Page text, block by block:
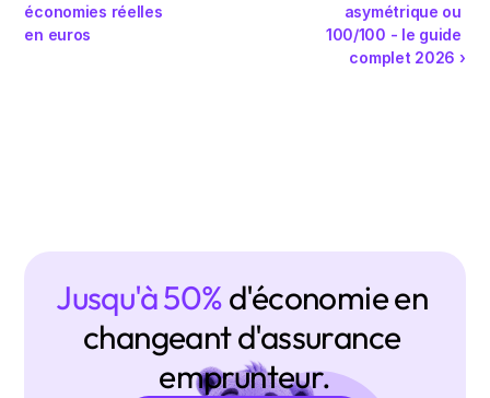
économies réelles
en euros
asymétrique ou
100/100 - le guide
complet 2026 ›
Jusqu'à 50% d'économie en
changeant d'assurance
emprunteur.